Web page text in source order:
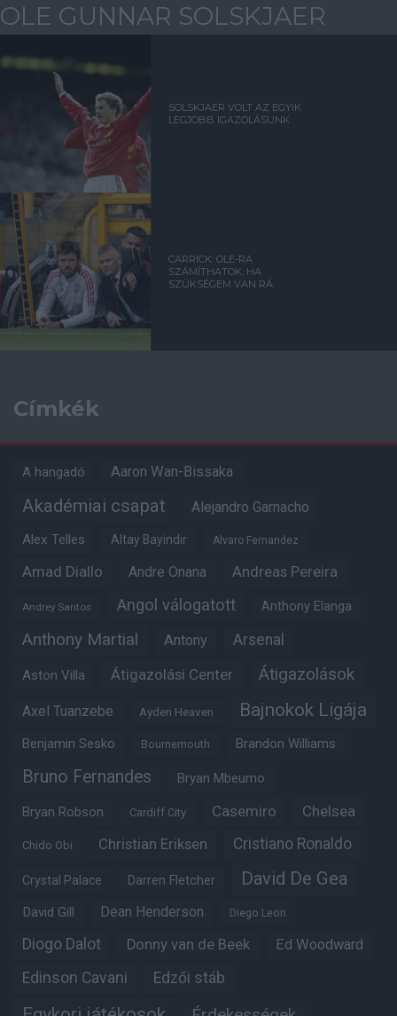
OLE GUNNAR SOLSKJAER
SOLSKJAER VOLT AZ EGYIK
LEGJOBB IGAZOLÁSUNK
CARRICK: OLE-RA
SZÁMÍTHATOK, HA
SZÜKSÉGEM VAN RÁ
Címkék
A hangadó Aaron Wan-Bissaka
Akadémiai csapat Alejandro Garnacho
Alex Telles Altay Bayindir Alvaro Fernandez
Amad Diallo Andre Onana Andreas Pereira
Andrey Santos Angol válogatott Anthony Elanga
Anthony Martial Antony Arsenal
Aston Villa Átigazolási Center Átigazolások
Axel Tuanzebe Ayden Heaven Bajnokok Ligája
Benjamin Sesko Bournemouth Brandon Williams
Bruno Fernandes Bryan Mbeumo
Bryan Robson Cardiff City Casemiro Chelsea
Chido Obi Christian Eriksen Cristiano Ronaldo
Crystal Palace Darren Fletcher David De Gea
David Gill Dean Henderson Diego Leon
Diogo Dalot Donny van de Beek Ed Woodward
Edinson Cavani Edzői stáb